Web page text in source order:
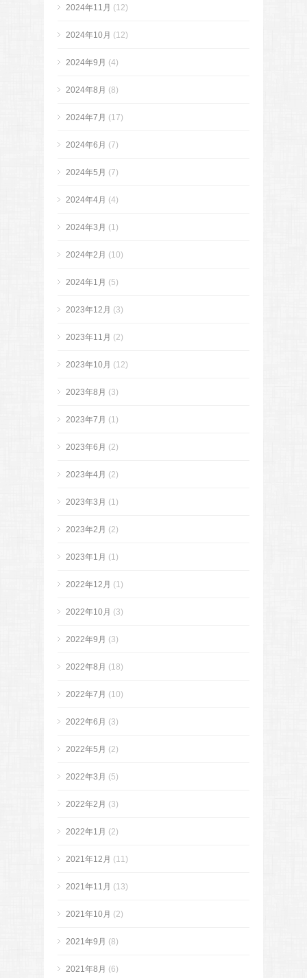
2024年11月 (12)
2024年10月 (12)
2024年9月 (4)
2024年8月 (8)
2024年7月 (17)
2024年6月 (7)
2024年5月 (7)
2024年4月 (4)
2024年3月 (1)
2024年2月 (10)
2024年1月 (5)
2023年12月 (3)
2023年11月 (2)
2023年10月 (12)
2023年8月 (3)
2023年7月 (1)
2023年6月 (2)
2023年4月 (2)
2023年3月 (1)
2023年2月 (2)
2023年1月 (1)
2022年12月 (1)
2022年10月 (3)
2022年9月 (3)
2022年8月 (18)
2022年7月 (10)
2022年6月 (3)
2022年5月 (2)
2022年3月 (5)
2022年2月 (3)
2022年1月 (2)
2021年12月 (11)
2021年11月 (13)
2021年10月 (2)
2021年9月 (8)
2021年8月 (6)